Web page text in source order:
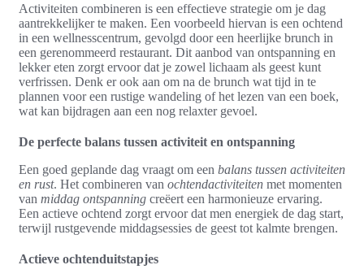
Activiteiten combineren is een effectieve strategie om je dag
aantrekkelijker te maken. Een voorbeeld hiervan is een ochtend
in een wellnesscentrum, gevolgd door een heerlijke brunch in
een gerenommeerd restaurant. Dit aanbod van ontspanning en
lekker eten zorgt ervoor dat je zowel lichaam als geest kunt
verfrissen. Denk er ook aan om na de brunch wat tijd in te
plannen voor een rustige wandeling of het lezen van een boek,
wat kan bijdragen aan een nog relaxter gevoel.
De perfecte balans tussen activiteit en ontspanning
Een goed geplande dag vraagt om een balans tussen activiteiten
en rust. Het combineren van ochtendactiviteiten met momenten
van middag ontspanning creëert een harmonieuze ervaring.
Een actieve ochtend zorgt ervoor dat men energiek de dag start,
terwijl rustgevende middagsessies de geest tot kalmte brengen.
Actieve ochtenduitstapjes